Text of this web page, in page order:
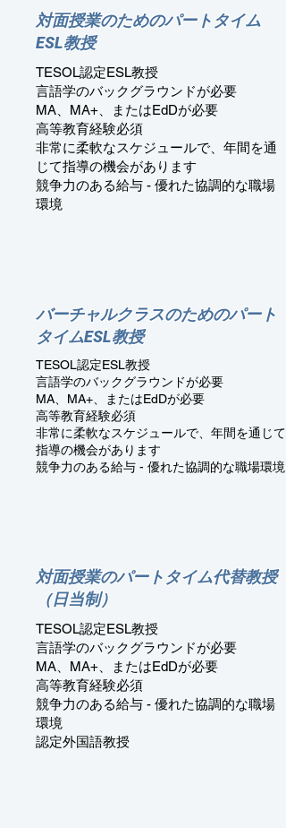
対面授業のためのパートタイム
ESL教授
TESOL認定ESL教授
言語学のバックグラウンドが必要
MA、MA+、またはEdDが必要
高等教育経験必須
非常に柔軟なスケジュールで、年間を通
じて指導の機会があります
競争力のある給与 - 優れた協調的な職場
環境
バーチャルクラスのためのパート
タイムESL教授
TESOL認定ESL教授
言語学のバックグラウンドが必要
MA、MA+、またはEdDが必要
高等教育経験必須
非常に柔軟なスケジュールで、年間を通じて
指導の機会があります
競争力のある給与 - 優れた協調的な職場環境
対面授業のパートタイム代替教授
（日当制）
TESOL認定ESL教授
言語学のバックグラウンドが必要
MA、MA+、またはEdDが必要
高等教育経験必須
競争力のある給与 - 優れた協調的な職場
環境
認定外国語教授